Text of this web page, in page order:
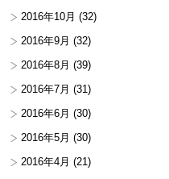
2016年10月 (32)
2016年9月 (32)
2016年8月 (39)
2016年7月 (31)
2016年6月 (30)
2016年5月 (30)
2016年4月 (21)